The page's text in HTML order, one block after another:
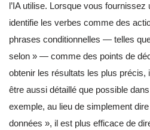
l’IA utilise. Lorsque vous
identifie les verbes comme des
phrases conditionnelles — telles
selon » — comme des points de
obtenir les résultats les plus précis,
être aussi détaillé que possible
exemple, au lieu de simplement
données », il est plus efficace de